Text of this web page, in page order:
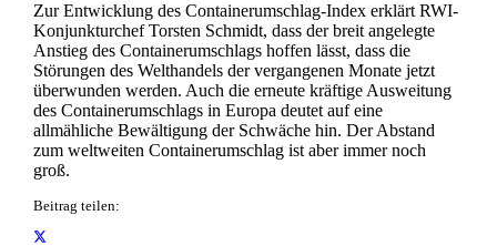
Zur Entwicklung des Containerumschlag-Index erklärt RWI-
Konjunkturchef Torsten Schmidt, dass der breit angelegte
Anstieg des Containerumschlags hoffen lässt, dass die
Störungen des Welthandels der vergangenen Monate jetzt
überwunden werden. Auch die erneute kräftige Ausweitung
des Containerumschlags in Europa deutet auf eine
allmähliche Bewältigung der Schwäche hin. Der Abstand
zum weltweiten Containerumschlag ist aber immer noch
groß.
Beitrag teilen: